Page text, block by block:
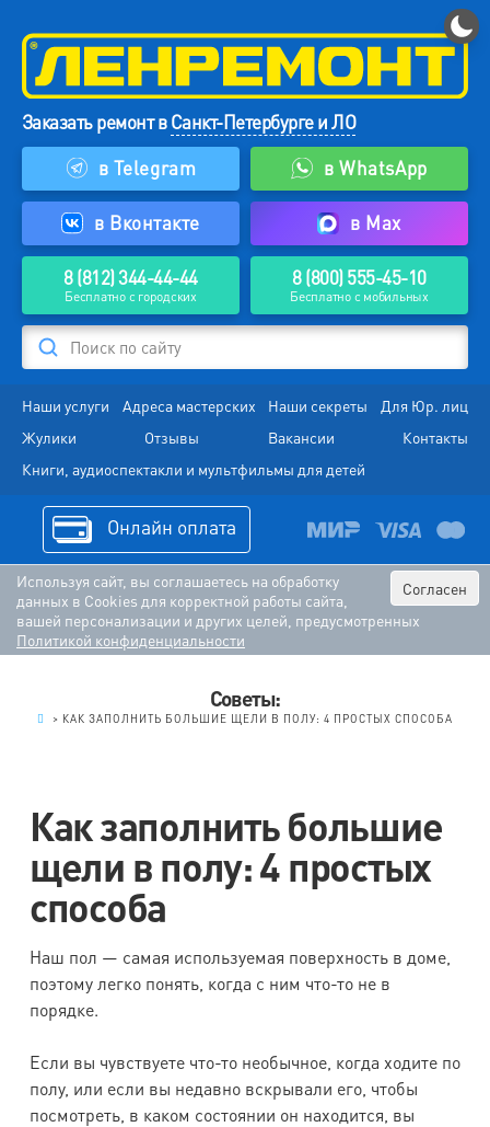
Заказать ремонт вСанкт-Петербурге и ЛО
в Telegram
в WhatsApp
в Вконтакте в Max
8 (812) 344-44-44
Бесплатно с городских
8 (800) 555-45-10
Бесплатно с мобильных
Поиск по сайту
Наши услуги Адреса мастерских Наши секреты
Для Юр. лиц
Жулики
Отзывы Вакансии
Контакты
Книги, аудиоспектакли и мультфильмы для детей
Онлайн оплата
Согласен
Используя сайт, вы соглашаетесь на обработку
данных в Cookies для корректной работы сайта,
вашей персонализации и других целей, предусмотренных
Политикой конфиденциальности
Советы:
> КАК ЗАПОЛНИТЬ БОЛЬШИЕ ЩЕЛИ В ПОЛУ: 4 ПРОСТЫХ СПОСОБА
Как заполнить большие
щели в полу: 4 простых
способа
Наш пол — самая используемая поверхность в доме,
поэтому легко понять, когда с ним что-то не в
порядке.
Если вы чувствуете что-то необычное, когда ходите по
полу, или если вы недавно вскрывали его, чтобы
посмотреть, в каком состоянии он находится, вы